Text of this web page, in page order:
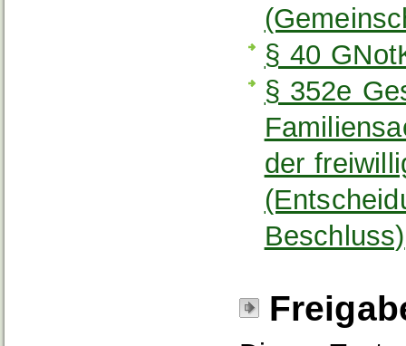
§ 40
§ 352e
der
Beschluss)